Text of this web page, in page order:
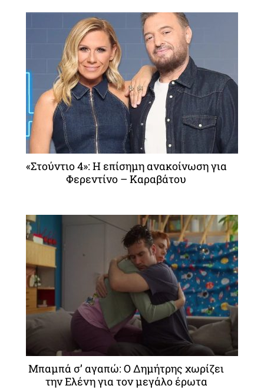
«Στούντιο 4»: Η επίσημη ανακοίνωση για
Φερεντίνο – Καραβάτου
Μπαμπά σ’ αγαπώ: Ο Δημήτρης χωρίζει
την Ελένη για τον μεγάλο έρωτα